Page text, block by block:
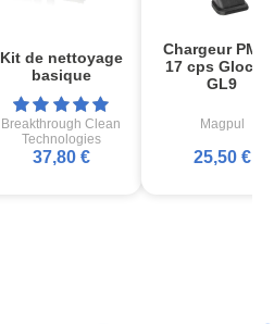
Kit de nettoyage
basique
Breakthrough Clean
Technologies
37,80 €
Chargeur
17 cps
GL9
Magpul
25,50 €